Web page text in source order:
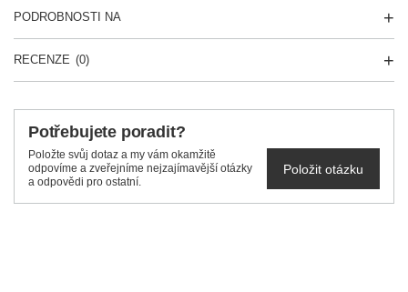
PODROBNOSTI NA
RECENZE (0)
Potřebujete poradit?
Položte svůj dotaz a my vám okamžitě
odpovíme a zveřejníme nejzajímavější otázky
a odpovědi pro ostatní.
Položit otázku